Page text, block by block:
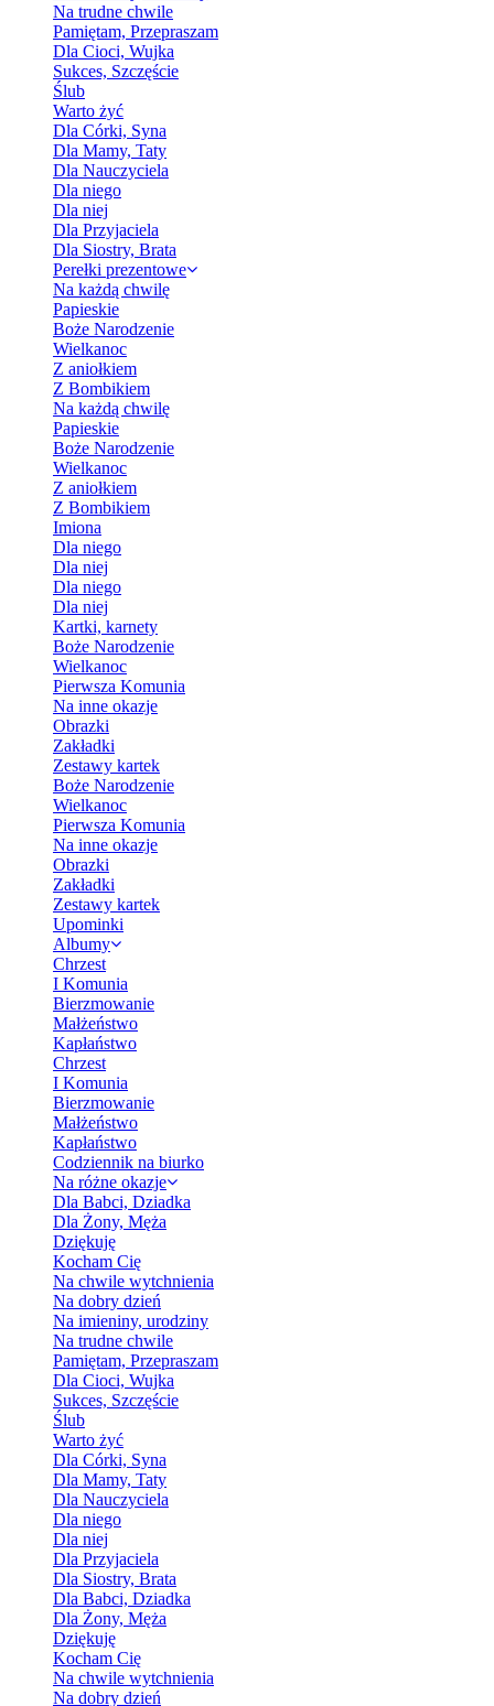
Na trudne chwile
Pamiętam, Przepraszam
Dla Cioci, Wujka
Sukces, Szczęście
Ślub
Warto żyć
Dla Córki, Syna
Dla Mamy, Taty
Dla Nauczyciela
Dla niego
Dla niej
Dla Przyjaciela
Dla Siostry, Brata
Perełki prezentowe
Na każdą chwilę
Papieskie
Boże Narodzenie
Wielkanoc
Z aniołkiem
Z Bombikiem
Na każdą chwilę
Papieskie
Boże Narodzenie
Wielkanoc
Z aniołkiem
Z Bombikiem
Imiona
Dla niego
Dla niej
Dla niego
Dla niej
Kartki, karnety
Boże Narodzenie
Wielkanoc
Pierwsza Komunia
Na inne okazje
Obrazki
Zakładki
Zestawy kartek
Boże Narodzenie
Wielkanoc
Pierwsza Komunia
Na inne okazje
Obrazki
Zakładki
Zestawy kartek
Upominki
Albumy
Chrzest
I Komunia
Bierzmowanie
Małżeństwo
Kapłaństwo
Chrzest
I Komunia
Bierzmowanie
Małżeństwo
Kapłaństwo
Codziennik na biurko
Na różne okazje
Dla Babci, Dziadka
Dla Żony, Męża
Dziękuję
Kocham Cię
Na chwile wytchnienia
Na dobry dzień
Na imieniny, urodziny
Na trudne chwile
Pamiętam, Przepraszam
Dla Cioci, Wujka
Sukces, Szczęście
Ślub
Warto żyć
Dla Córki, Syna
Dla Mamy, Taty
Dla Nauczyciela
Dla niego
Dla niej
Dla Przyjaciela
Dla Siostry, Brata
Dla Babci, Dziadka
Dla Żony, Męża
Dziękuję
Kocham Cię
Na chwile wytchnienia
Na dobry dzień